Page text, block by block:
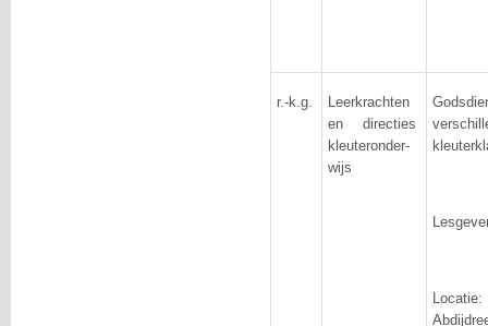
r.-k.g.
Leerkrachten
en directies
kleuteronder-
wijs